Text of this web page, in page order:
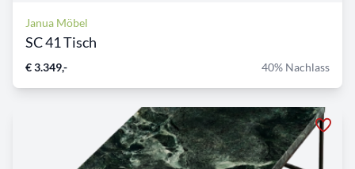
Janua Möbel
SC 41 Tisch
€ 3.349,- 40% Nachlass